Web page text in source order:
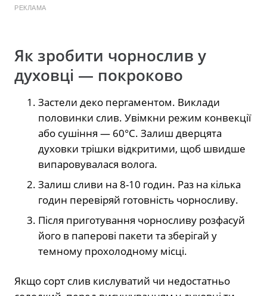
РЕКЛАМА
Як зробити чорнослив у
духовці — покроково
Застели деко пергаментом. Виклади
половинки слив. Увімкни режим конвекції
або сушіння — 60°C. Залиш дверцята
духовки трішки відкритими, щоб швидше
випаровувалася волога.
Залиш сливи на 8-10 годин. Раз на кілька
годин перевіряй готовність чорносливу.
Після приготування чорносливу розфасуй
його в паперові пакети та зберігай у
темному прохолодному місці.
Якщо сорт слив кислуватий чи недостатньо